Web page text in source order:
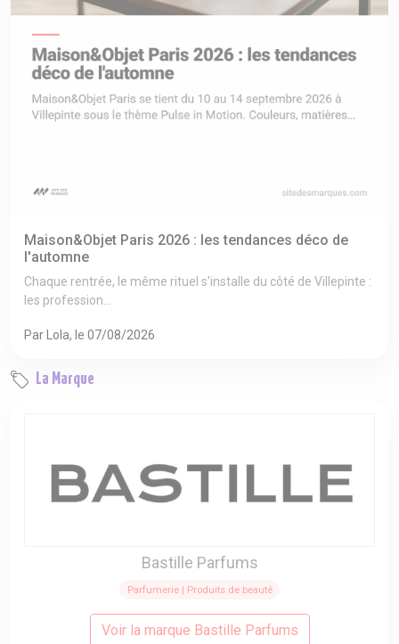
Maison&Objet Paris 2026 : les tendances déco de
l'automne
Chaque rentrée, le même rituel s'installe du côté de Villepinte :
les profession...
Par Lola, le 07/08/2026
La Marque
Bastille Parfums
Parfumerie | Produits de beauté
Voir la marque Bastille Parfums